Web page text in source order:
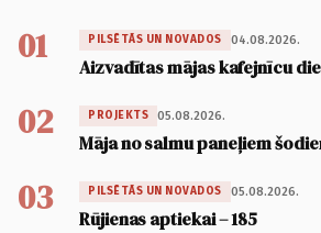
01 PILSĒTĀS UN NOVADOS 04.08.2026.
Aizvadītas mājas kafejnīcu
02 PROJEKTS 05.08.2026.
Māja no salmu paneļiem
03 PILSĒTĀS UN NOVADOS 05.08.2026.
Rūjienas aptiekai – 185